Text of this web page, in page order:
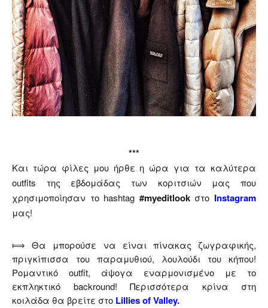
***
Και τώρα φίλες μου ήρθε η ώρα για τα καλύτερα
outfits της εβδομάδας των κοριτσιών μας που
χρησιμοποίησαν το hashtag #myeditlookστο Instagram
μας!
⟾ Θα μπορούσε να είναι πίνακας ζωγραφικής,
πριγκίπισσα του παραμυθιού, λουλούδι του κήπου!
Ρομαντικό outfit, άψογα εναρμονισμένο με το
εκπληκτικό backround! Περισσότερα κρίνα στη
κοιλάδα θα βρείτε στο Lillies of Valley.